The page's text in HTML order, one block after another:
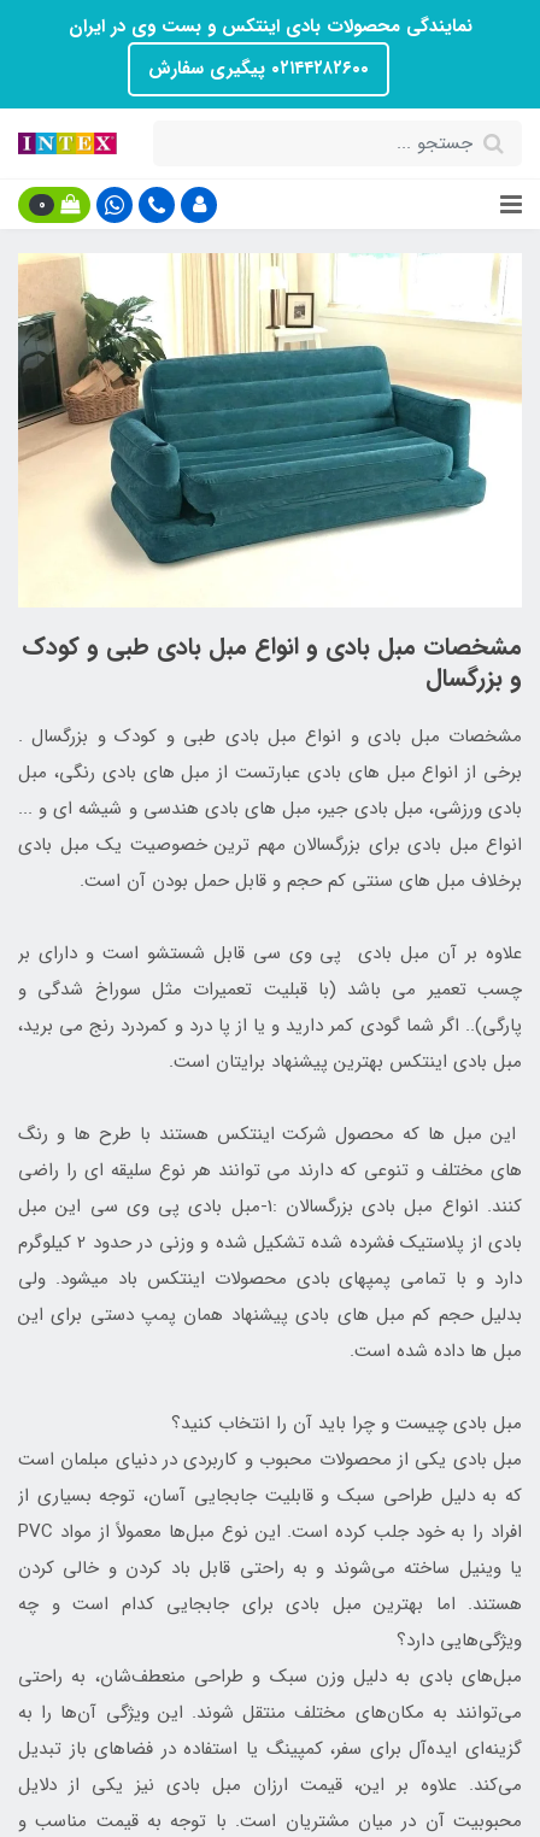
نمایندگی محصولات بادی اینتکس و بست وی در ایران
۰۲۱۴۴۲۸۲۶۰۰ پیگیری سفارش
0
مشخصات مبل بادی و انواع مبل بادی طبی و کودک
و بزرگسال
مشخصات مبل بادی و انواع مبل بادی طبی و کودک و بزرگسال .
برخی از انواع مبل های بادی عبارتست از مبل های بادی رنگی، مبل
بادی ورزشی، مبل بادی جیر، مبل های بادی هندسی و شیشه ای و ...
انواع مبل بادی برای بزرگسالان مهم ترین خصوصیت یک مبل بادی
برخلاف مبل های سنتی کم حجم و قابل حمل بودن آن است.
علاوه بر آن مبل بادی پی وی سی قابل شستشو است و دارای بر
چسب تعمیر می باشد (با قبلیت تعمیرات مثل سوراخ شدگی و
پارگی).. اگر شما گودی کمر دارید و یا از پا درد و کمردرد رنج می برید،
مبل بادی اینتکس بهترین پیشنهاد برایتان است.
این مبل ها که محصول شرکت اینتکس هستند با طرح ها و رنگ
های مختلف و تنوعی که دارند می توانند هر نوع سلیقه ای را راضی
کنند. انواع مبل بادی بزرگسالان :1-مبل بادی پی وی سی این مبل
بادی از پلاستیک فشرده شده تشکیل شده و وزنی در حدود 2 کیلوگرم
دارد و با تمامی پمپهای بادی محصولات اینتکس باد میشود. ولی
بدلیل حجم کم مبل های بادی پیشنهاد همان پمپ دستی برای این
مبل ها داده شده است.
مبل بادی چیست و چرا باید آن را انتخاب کنید؟
مبل بادی یکی از محصولات محبوب و کاربردی در دنیای مبلمان است
که به دلیل طراحی سبک و قابلیت جابجایی آسان، توجه بسیاری از
افراد را به خود جلب کرده است. این نوع مبل‌ها معمولاً از مواد PVC
یا وینیل ساخته می‌شوند و به راحتی قابل باد کردن و خالی کردن
هستند. اما بهترین مبل بادی برای جابجایی کدام است و چه
ویژگی‌هایی دارد؟
مبل‌های بادی به دلیل وزن سبک و طراحی منعطف‌شان، به راحتی
می‌توانند به مکان‌های مختلف منتقل شوند. این ویژگی آن‌ها را به
گزینه‌ای ایده‌آل برای سفر، کمپینگ یا استفاده در فضاهای باز تبدیل
می‌کند. علاوه بر این، قیمت ارزان مبل بادی نیز یکی از دلایل
محبوبیت آن در میان مشتریان است. با توجه به قیمت مناسب و